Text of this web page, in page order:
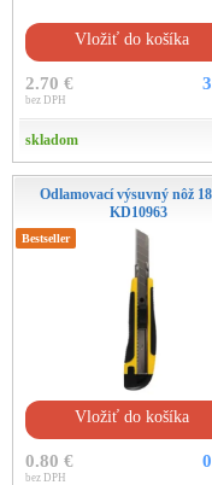
Vložiť do košíka
2.70 €
bez DPH
skladom
Odlamovací výsuvný nôž
KD10963
Bestseller
Vložiť do košíka
0.80 €
bez DPH